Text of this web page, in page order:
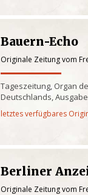
Bauern-Echo
Originale Zeitung vom
Tageszeitung, Organ
Deutschlands,
letztes verfügbares
Berliner
Originale Zeitung vom